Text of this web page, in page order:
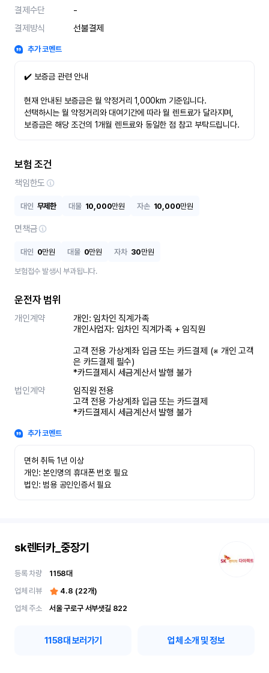
결제수단
-
결제방식
선불결제
추가 코멘트
✔️ 보증금 관련 안내
현재 안내된 보증금은 월 약정거리 1,000km 기준입니다.
선택하시는 월 약정거리와 대여기간에 따라 월 렌트료가 달라지며,
보증금은 해당 조건의 1개월 렌트료와 동일한 점 참고 부탁드립니다.
보험 조건
책임한도
대인 무제한 대물 10,000만원 자손 10,000만원
면책금
대인 0만원 대물 0만원 자차 30만원
보험접수 발생시 부과됩니다.
운전자 범위
개인계약
개인: 임차인 직계가족
개인사업자: 임차인 직계가족 + 임직원
고객 전용 가상계좌 입금 또는 카드결제 (※ 개인 고객
은 카드결제 필수)
*카드결제시 세금계산서 발행 불가
법인계약
임직원 전용
고객 전용 가상계좌 입금 또는 카드결제
*카드결제시 세금계산서 발행 불가
추가 코멘트
면허 취득 1년 이상
개인: 본인명의 휴대폰 번호 필요
법인: 범용 공인인증서 필요
sk렌터카_중장기
등록 차량 1158대
업체 리뷰
4.8 (22개)
업체 주소
서울 구로구 서부샛길 822
1158대 보러가기 업체 소개 및 정보